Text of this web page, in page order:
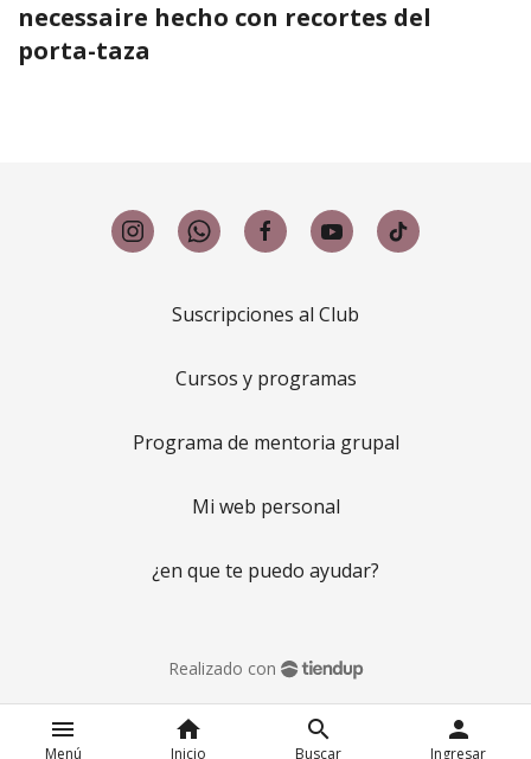
menu
Menú
home
Inicio
search
Buscar
person
Ingresar
necessaire hecho con recortes del
porta-taza
Suscripciones al Club
Cursos y programas
Programa de mentoria grupal
Mi web personal
¿en que te puedo ayudar?
Realizado con